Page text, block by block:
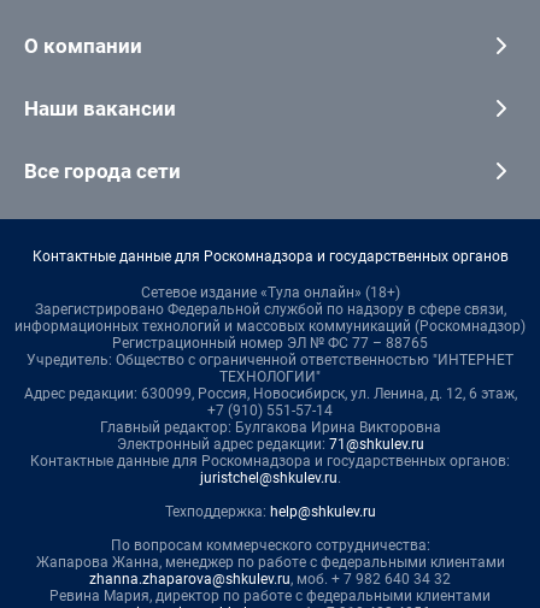
О компании
Наши вакансии
Все города сети
Контактные данные для Роскомнадзора и государственных органов
Сетевое издание «Тула онлайн» (18+)
Зарегистрировано Федеральной службой по надзору в сфере связи,
информационных технологий и массовых коммуникаций (Роскомнадзор)
Регистрационный номер ЭЛ № ФС 77 – 88765
Учредитель: Общество с ограниченной ответственностью "ИНТЕРНЕТ
ТЕХНОЛОГИИ"
Адрес редакции: 630099, Россия, Новосибирск, ул. Ленина, д. 12, 6 этаж,
+7 (910) 551-57-14
Главный редактор: Булгакова Ирина Викторовна
Электронный адрес редакции: 71@shkulev.ru
Контактные данные для Роскомнадзора и государственных органов:
juristchel@shkulev.ru.
Техподдержка: help@shkulev.ru
По вопросам коммерческого сотрудничества:
Жапарова Жанна, менеджер по работе с федеральными клиентами
zhanna.zhaparova@shkulev.ru, моб. + 7 982 640 34 32
Ревина Мария, директор по работе с федеральными клиентами